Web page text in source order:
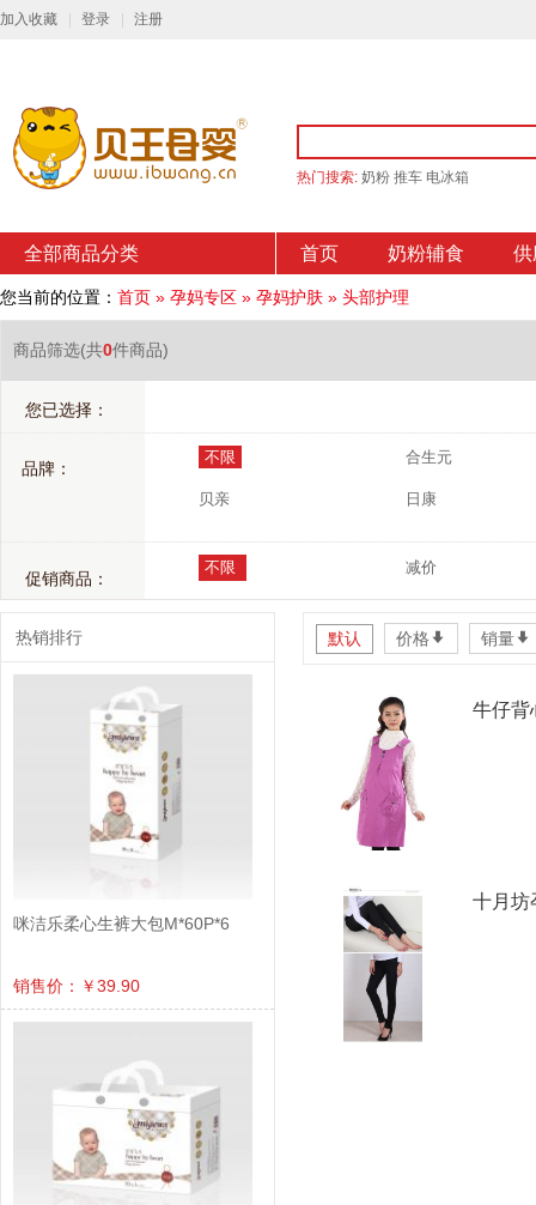
加入收藏 登录 注册
热门搜索: 奶粉 推车 电冰箱
全部商品分类 首页 奶粉辅食 供
您当前的位置： 首页 » 孕妈专区 » 孕妈护肤 » 头部护理
商品筛选(共0件商品)
您已选择：
品牌：
不限 合生元
贝亲 日康
促销商品：
不限 减价
默认 价格 * 销量*
牛仔背
十月坊
热销排行
咪洁乐柔心生裤大包M*60P*6
销售价：￥39.90